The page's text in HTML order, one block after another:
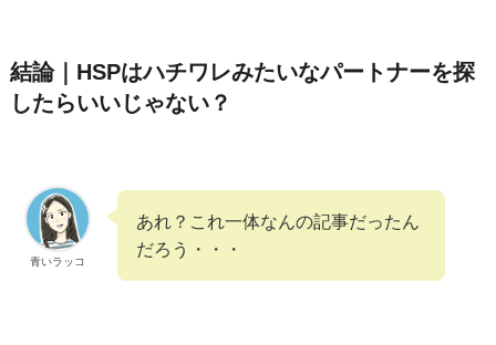
結論｜HSPはハチワレみたいなパートナーを探
したらいいじゃない？
青いラッコ
あれ？これ一体なんの記事だったん
だろう・・・